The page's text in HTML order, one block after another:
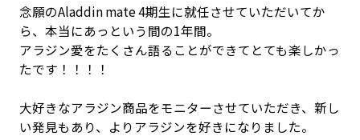
念願のAladdin mate 4期生に就任させていただいてか
ら、本当にあっという間の1年間。
アラジン愛をたくさん語ることができてとても楽しかっ
たです！！！！
大好きなアラジン商品をモニターさせていただき、新し
い発見もあり、よりアラジンを好きになりました。